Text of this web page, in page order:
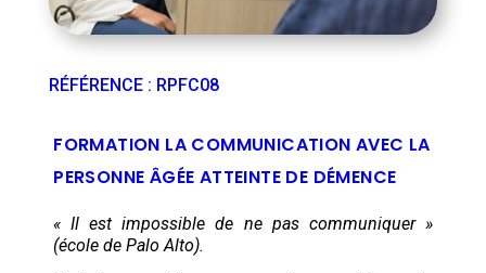
RÉFÉRENCE: RPFC08
FORMATION LA COMMUNICATION AVEC LA
PERSONNE ÂGÉE ATTEINTE DE DÉMENCE
« Il est impossible de ne pas communiquer »
(école de Palo Alto).